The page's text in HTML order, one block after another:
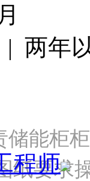
两年
储能柜
纸要
程师